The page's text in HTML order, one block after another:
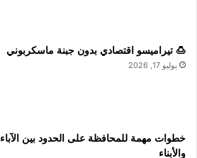
🍮 تيراميسو اقتصادي بدون جبنة ماسكربوني
يوليو 17, 2026
خطوات مهمة للمحافظة على الحدود بين الآباء
والأبناء